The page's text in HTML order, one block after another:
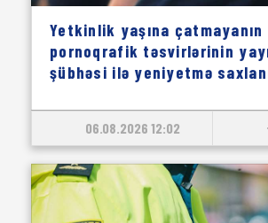
Yetkinlik yaşına çatmayanın
pornoqrafik təsvirlərinin
şübhəsi ilə yeniyetmə
06.08.2026 12:02